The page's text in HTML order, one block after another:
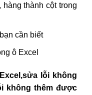
thành cột trong
cần biết
ô Excel
lỗi không
không thêm được